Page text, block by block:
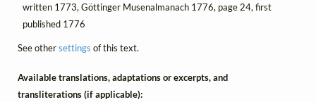
written 1773, Göttinger Musenalmanach 1776, page 24, first
published 1776
See othersettings of this text.
Available translations, adaptations or excerpts, and
transliterations (if applicable):